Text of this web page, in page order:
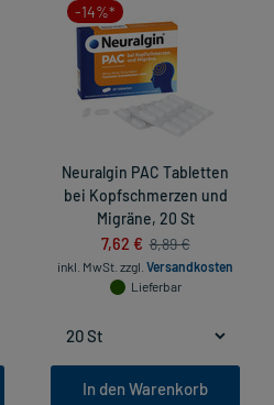
-14%*
Neuralgin PAC Tabletten
bei Kopfschmerzen und
Migräne, 20 St
7,62 € 8,89 €
inkl. MwSt. zzgl. Versandkosten
Lieferbar
In den Warenkorb